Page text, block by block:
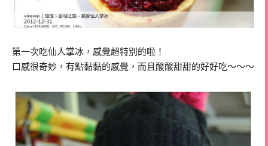
第一次吃仙人掌冰，感覺超特別的啦！
口感很奇妙，有點黏黏的感覺，而且酸酸甜甜的好好吃～～～